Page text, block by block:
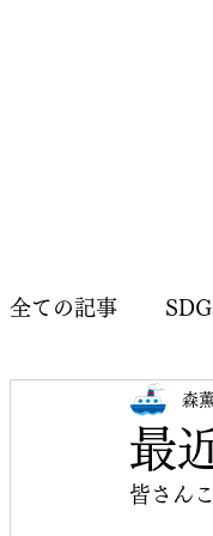
全ての記事
森薫広報部の
最
森
皆さん